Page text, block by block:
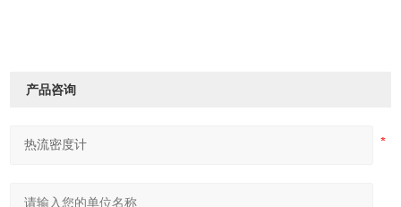
产品咨询